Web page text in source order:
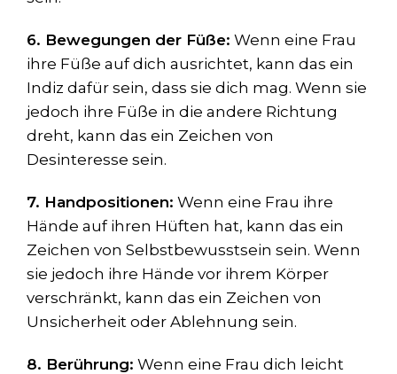
6. Bewegungen der Füße: Wenn eine Frau
ihre Füße auf dich ausrichtet, kann das ein
Indiz dafür sein, dass sie dich mag. Wenn sie
jedoch ihre Füße in die andere Richtung
dreht, kann das ein Zeichen von
Desinteresse sein.
7. Handpositionen: Wenn eine Frau ihre
Hände auf ihren Hüften hat, kann das ein
Zeichen von Selbstbewusstsein sein. Wenn
sie jedoch ihre Hände vor ihrem Körper
verschränkt, kann das ein Zeichen von
Unsicherheit oder Ablehnung sein.
8. Berührung: Wenn eine Frau dich leicht